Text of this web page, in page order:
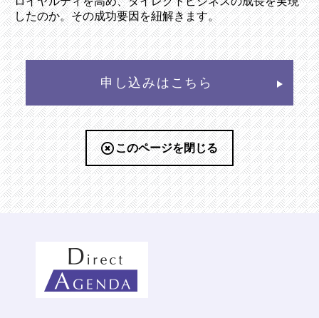
したのか。その成功要因を紐解きます。
申し込みはこちら
このページを閉じる